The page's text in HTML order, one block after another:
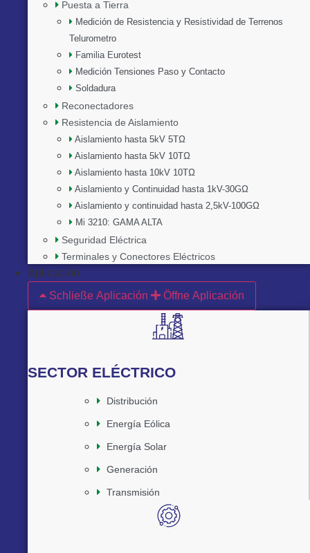
Puesta a Tierra
Medición de Resistencia y Resistividad de Terrenos
Telurometro
Familia Eurotest
Medición Tensiones Paso y Contacto
Soldadura
Reconectadores
Resistencia de Aislamiento
Aislamiento hasta 5kV 5TΩ
Aislamiento hasta 5kV 10TΩ
Aislamiento hasta 10kV 10TΩ
Aislamiento y Continuidad hasta 1kV-30GΩ
Aislamiento y continuidad hasta 2,5kV-100GΩ
Mi 3210: GAMA ALTA
Seguridad Eléctrica
Terminales y Conectores Eléctricos
Aplicación
Schließe Aplicación
Öffne Aplicación
SECTOR ELÉCTRICO
Distribución
Energía Eólica
Energía Solar
Generación
Transmisión